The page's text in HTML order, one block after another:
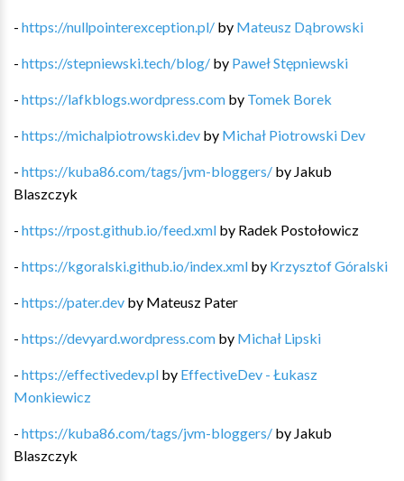
- https://nullpointerexception.pl/ by Mateusz Dąbrowski
- https://stepniewski.tech/blog/ by Paweł Stępniewski
- https://lafkblogs.wordpress.com by Tomek Borek
- https://michalpiotrowski.dev by Michał Piotrowski Dev
- https://kuba86.com/tags/jvm-bloggers/ by Jakub
Blaszczyk
- https://rpost.github.io/feed.xml by Radek Postołowicz
- https://kgoralski.github.io/index.xml by Krzysztof Góralski
- https://pater.dev by Mateusz Pater
- https://devyard.wordpress.com by Michał Lipski
- https://effectivedev.pl by EffectiveDev - Łukasz
Monkiewicz
- https://kuba86.com/tags/jvm-bloggers/ by Jakub
Blaszczyk